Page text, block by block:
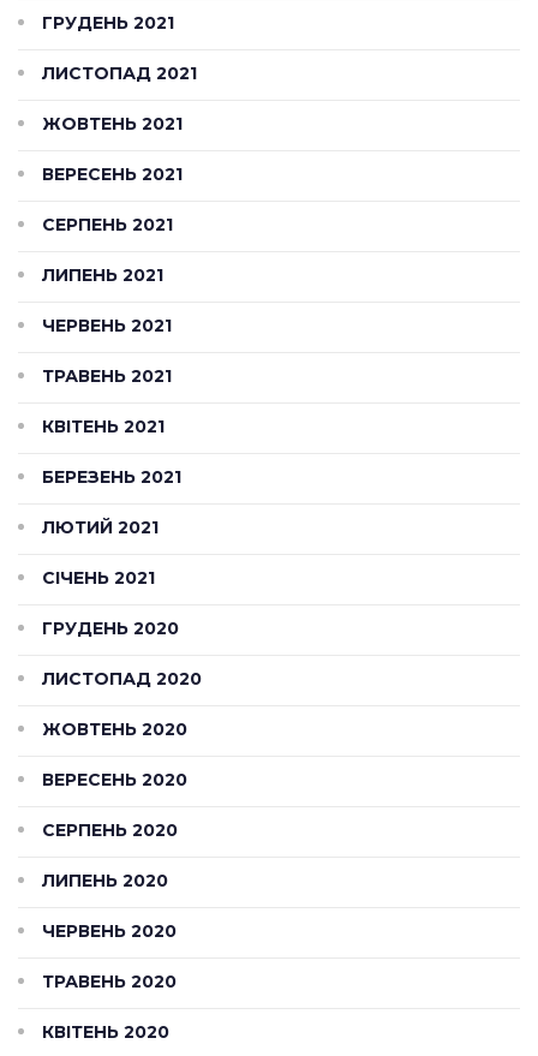
ГРУДЕНЬ 2021
ЛИСТОПАД 2021
ЖОВТЕНЬ 2021
ВЕРЕСЕНЬ 2021
СЕРПЕНЬ 2021
ЛИПЕНЬ 2021
ЧЕРВЕНЬ 2021
ТРАВЕНЬ 2021
КВІТЕНЬ 2021
БЕРЕЗЕНЬ 2021
ЛЮТИЙ 2021
СІЧЕНЬ 2021
ГРУДЕНЬ 2020
ЛИСТОПАД 2020
ЖОВТЕНЬ 2020
ВЕРЕСЕНЬ 2020
СЕРПЕНЬ 2020
ЛИПЕНЬ 2020
ЧЕРВЕНЬ 2020
ТРАВЕНЬ 2020
КВІТЕНЬ 2020